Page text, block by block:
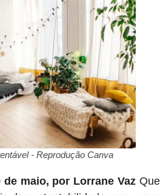
- Reprodução Canva
maio, por Lorrane Vaz Que